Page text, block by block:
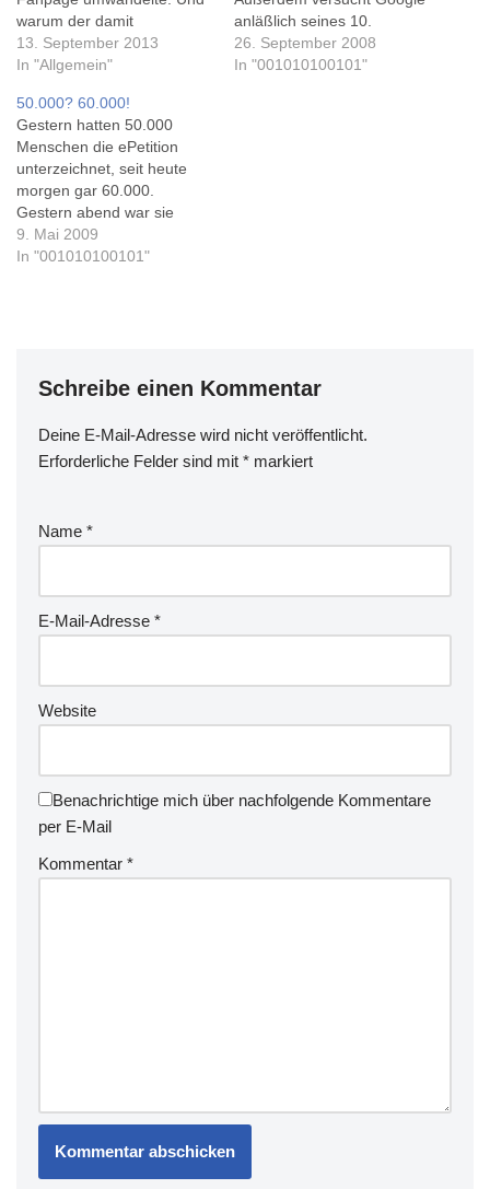
warum der damit
verbundene Verlust der
Daten, Fotos etc. sogar
privates Profil umfasst nur
37 Menschen, die er alle
persönlich kennt. Auch ich
kenne nur den kleineren Teil
meiner Kontakte, sehe es…
13. September 2013
In "Allgemein"
anläßlich seines 10.
Geburtstages mit dem
Projekt 10100 nicht weniger,
26. September 2008
In "001010100101"
50.000? 60.000!
Gestern hatten 50.000
Menschen die ePetition
unterzeichnet, seit heute
morgen gar 60.000.
Gestern abend war sie
Thema in der tagesschau.
Unabhängig von meiner
ganz unbegründet. Auch
Nachbar Lars ist…
9. Mai 2009
In "001010100101"
Schreibe einen Kommentar
Deine E-Mail-Adresse wird nicht veröffentlicht.
Erforderliche Felder sind mit * markiert
Name *
E-Mail-Adresse *
Website
Benachrichtige mich über nachfolgende Kommentare
per E-Mail
Kommentar *